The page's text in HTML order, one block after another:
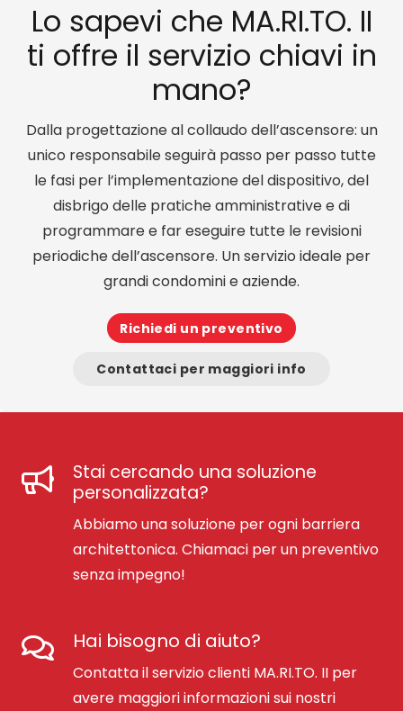
Lo sapevi che MA.RI.TO. II
ti offre il servizio chiavi in
mano?
Dalla progettazione al collaudo dell’ascensore: un
unico responsabile seguirà passo per passo tutte
le fasi per l’implementazione del dispositivo, del
disbrigo delle pratiche amministrative e di
programmare e far eseguire tutte le revisioni
periodiche dell’ascensore. Un servizio ideale per
grandi condomini e aziende.
Richiedi un preventivo
Contattaci per maggiori info
Stai cercando una soluzione
personalizzata?
Abbiamo una soluzione per ogni barriera
architettonica. Chiamaci per un preventivo
senza impegno!
Hai bisogno di aiuto?
Contatta il servizio clienti MA.RI.TO. II per
avere maggiori informazioni sui nostri